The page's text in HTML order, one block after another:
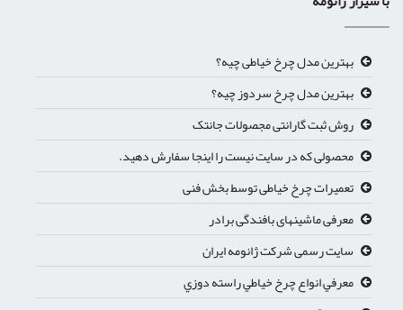
بهترین مدل چرخ خیاطی چیه؟
بهترین مدل چرخ سردوز چیه؟
روش ثبت گارانتی مجصولات جانتک
محصولی که در سایت نیست را اینجا سفارش دهید.
تعمیرات چرخ خیاطی توسط بخش فنی
معرفی ماشینهای بافندگی برادر
سایت رسمی شرکت ژانومه ایران
معرفي انواع چرخ خياطي راسته دوزي